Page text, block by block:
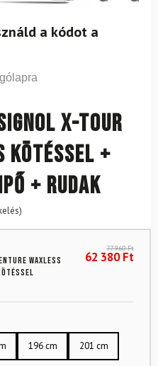
a kódot a
X-Tour
kötéssel +
+ rudak
Waxless
77 960Ft
62 380Ft
196 cm 201 cm